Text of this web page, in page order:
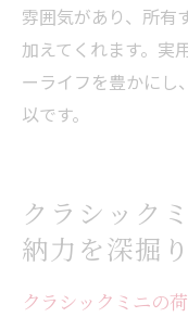
雰囲気があり、所有
加えてくれます。実
ーライフを豊かにし
以です。
クラシック
納力を深掘り
クラシックミニの